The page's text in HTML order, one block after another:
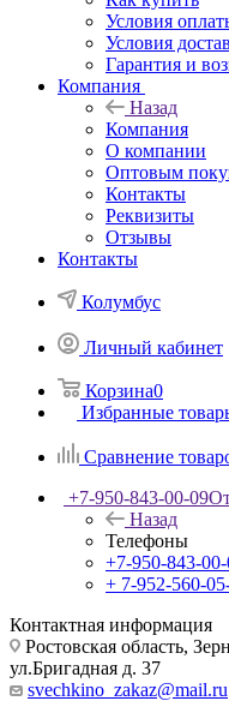
Условия
Условия
Гарантия и
Компания
Назад
Компания
О компании
Оптовым
Контакты
Реквизиты
Отзывы
Контакты
Колумбус
Личный кабинет
Корзина0
Избранные
Сравнение
+7-950-843-00-09
Назад
Телефоны
+7-950-843-
+ 7-952-560-
Контактная информация
Ростовская область,
ул.Бригадная д. 37
svechkino_zakaz@mail.ru